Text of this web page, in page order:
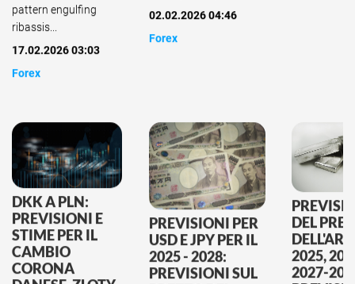
pattern engulfing
ribassis...
17.02.2026 03:03
Forex
02.02.2026 04:46
Forex
DKK A PLN:
PREVISIONI E
STIME PER IL
CAMBIO
CORONA
PREVISIONI PER
USD E JPY PER IL
2025 - 2028:
PREVISIONI SUL
DEL
2025,
2027-